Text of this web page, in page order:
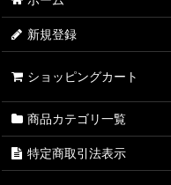
新規登録
ショッピングカート
商品カテゴリ一覧
特定商取引法表示